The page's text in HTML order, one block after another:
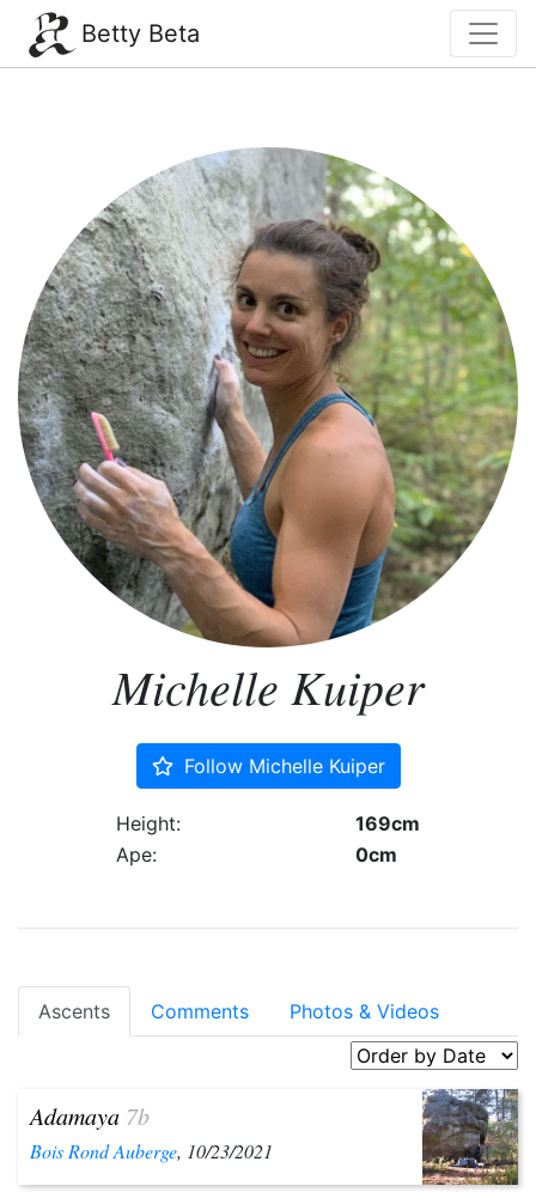
Betty Beta
Michelle Kuiper
Follow Michelle Kuiper
Height:
169cm
Ape:
0cm
Ascents Comments Photos & Videos
Adamaya 7b
Bois Rond Auberge, 10/23/2021